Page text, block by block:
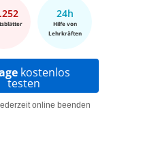
24h
Hilfe von
Lehrkräften
kostenlos
testen
online beenden